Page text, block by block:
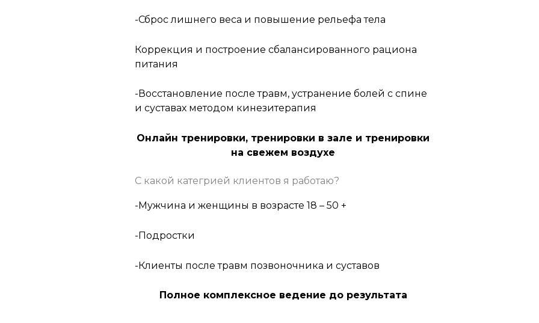
-Сброс лишнего веса и повышение рельефа тела
Коррекция и построение сбалансированного рациона
питания
-Восстановление после травм, устранение болей с спине
и суставах методом кинезитерапия
Онлайн тренировки, тренировки в зале и тренировки
на свежем воздухе
С какой категрией клиентов я работаю?
-Мужчина и женщины в возрасте 18 – 50 +
-Подростки
-Клиенты после травм позвоночника и суставов
Полное комплексное ведение до результата